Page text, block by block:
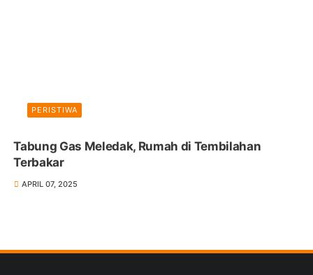
PERISTIWA
Tabung Gas Meledak, Rumah di Tembilahan
Terbakar
APRIL 07, 2025